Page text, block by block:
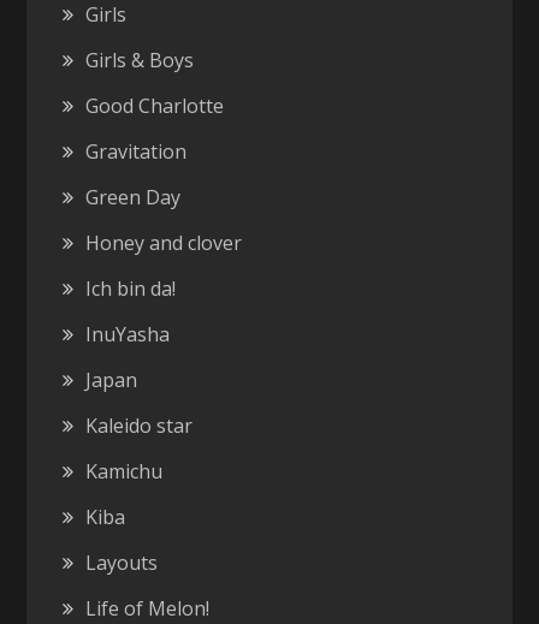
Girls
Girls & Boys
Good Charlotte
Gravitation
Green Day
Honey and clover
Ich bin da!
InuYasha
Japan
Kaleido star
Kamichu
Kiba
Layouts
Life of Melon!